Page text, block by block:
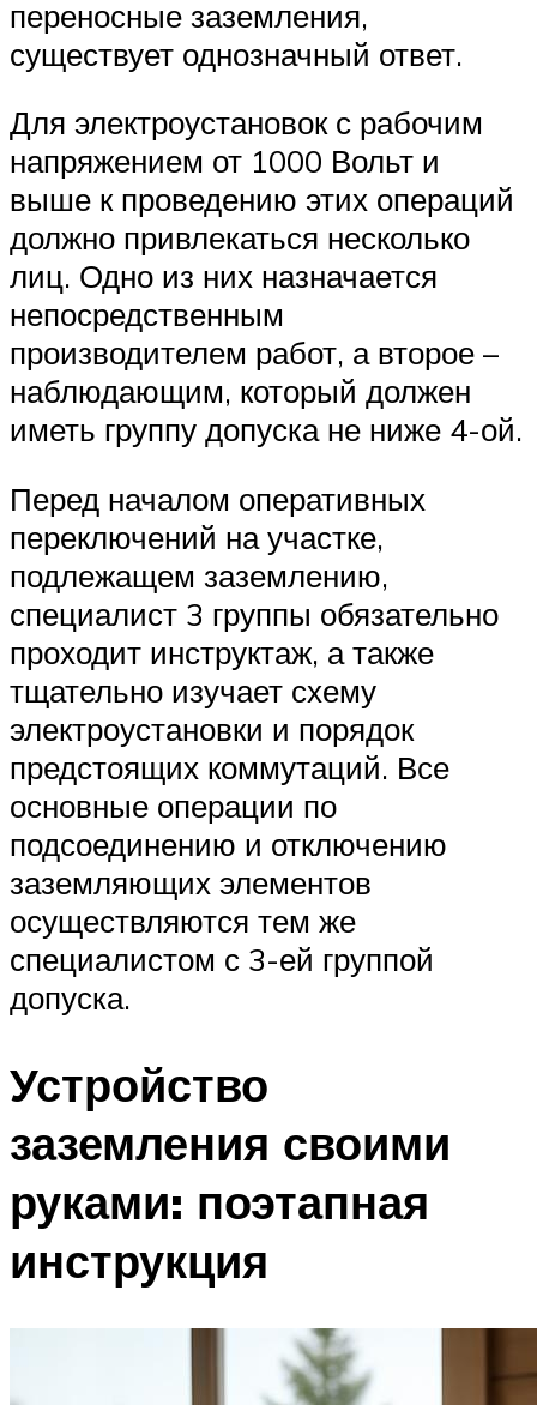
переносные заземления,
существует однозначный ответ.
Для электроустановок с рабочим
напряжением от 1000 Вольт и
выше к проведению этих операций
должно привлекаться несколько
лиц. Одно из них назначается
непосредственным
производителем работ, а второе –
наблюдающим, который должен
иметь группу допуска не ниже 4-ой.
Перед началом оперативных
переключений на участке,
подлежащем заземлению,
специалист 3 группы обязательно
проходит инструктаж, а также
тщательно изучает схему
электроустановки и порядок
предстоящих коммутаций. Все
основные операции по
подсоединению и отключению
заземляющих элементов
осуществляются тем же
специалистом с 3-ей группой
допуска.
Устройство
заземления своими
руками: поэтапная
инструкция